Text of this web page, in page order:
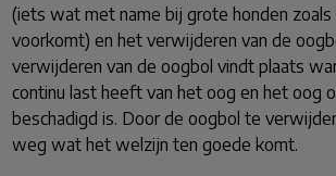
(iets wat met name bij grote honden
voorkomt) en het verwijderen van de
verwijderen van de oogbol vindt plaats
continu last heeft van het oog en het oog
beschadigd is. Door de oogbol te
weg wat het welzijn ten goede komt.